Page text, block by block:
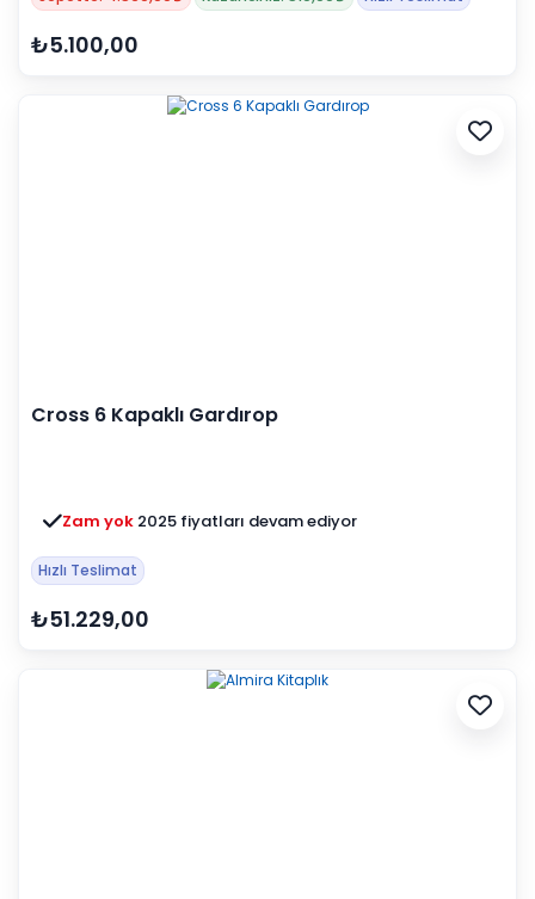
₺5.100,00
Cross 6 Kapaklı Gardırop
Zam yok 2025 fiyatları devam ediyor
Hızlı Teslimat
₺51.229,00